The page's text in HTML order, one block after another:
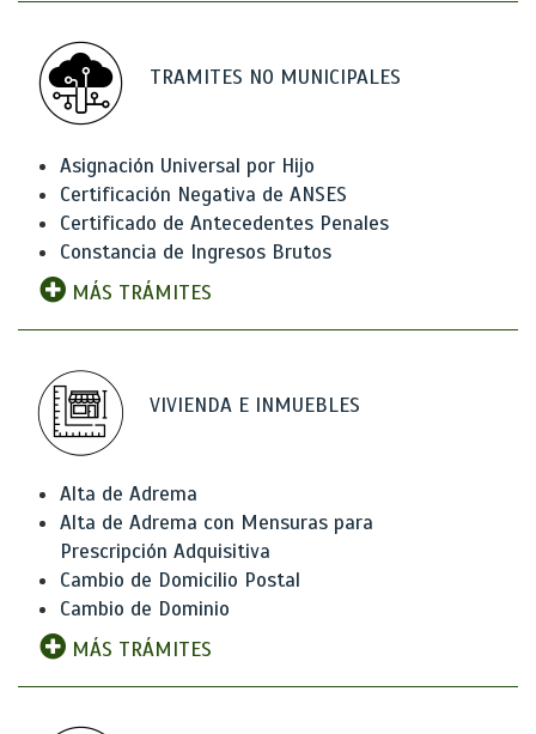
TRAMITES NO MUNICIPALES
Asignación Universal por Hijo
Certificación Negativa de ANSES
Certificado de Antecedentes Penales
Constancia de Ingresos Brutos
MÁS TRÁMITES
VIVIENDA E INMUEBLES
Alta de Adrema
Alta de Adrema con Mensuras para
Prescripción Adquisitiva
Cambio de Domicilio Postal
Cambio de Dominio
MÁS TRÁMITES